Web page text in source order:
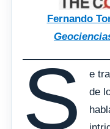
Fernando
S
e
de